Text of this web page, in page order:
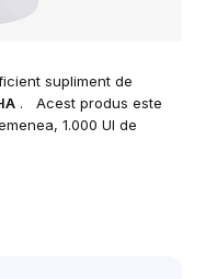
supliment de
.
Acest produs este
1.000 UI de